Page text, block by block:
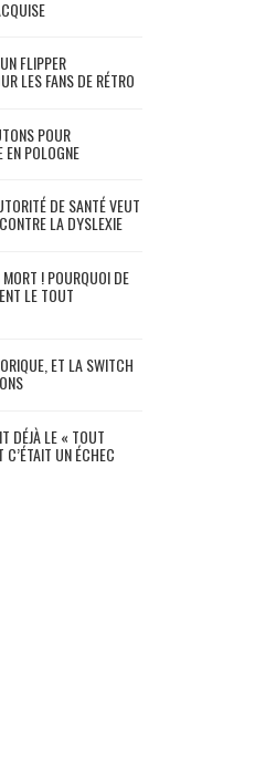
FLIPPER
LES FANS DE RÉTRO
POUR
EN POLOGNE
DE SANTÉ VEUT
LA DYSLEXIE
MORT ! POURQUOI DE
LE TOUT
ET LA SWITCH
DÉJÀ LE « TOUT
UN ÉCHEC